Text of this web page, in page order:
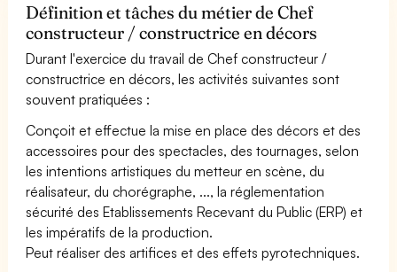
Définition et tâches du métier de Chef
constructeur / constructrice en décors
Durant l'exercice du travail de Chef constructeur /
constructrice en décors, les activités suivantes sont
souvent pratiquées :
Conçoit et effectue la mise en place des décors et des
accessoires pour des spectacles, des tournages, selon
les intentions artistiques du metteur en scène, du
réalisateur, du chorégraphe, ..., la réglementation
sécurité des Etablissements Recevant du Public (ERP) et
les impératifs de la production.
Peut réaliser des artifices et des effets pyrotechniques.